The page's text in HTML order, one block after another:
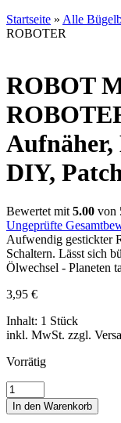
Startseite » Alle
ROBOTER
ROBOT
Aufnäher,
DIY,
Bewertet mit 5.00 von
Ungeprüfte
Aufwendig gestickter
Schaltern. Lässt sich
Ölwechsel - Planeten
3,95 €
Inhalt: 1 Stück
inkl. MwSt. zzgl.
Vorrätig
ROBOT
MITCHUM
JR.
In den Warenkorb